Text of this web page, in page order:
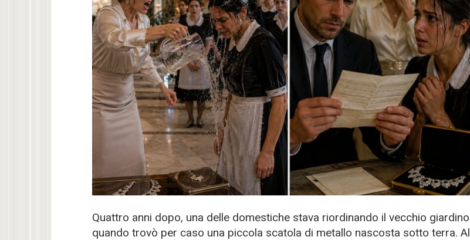
Quattro anni dopo, una delle domestiche stava riordinando il vecchio giardino
quando trovò per caso una piccola scatola di metallo nascosta sotto terra. Al